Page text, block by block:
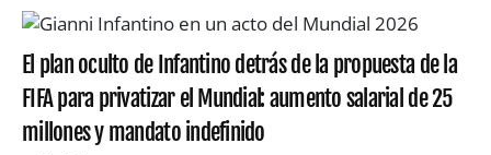
El plan oculto de Infantino detrás de la propuesta de la
FIFA para privatizar el Mundial: aumento salarial de 25
millones y mandato indefinido